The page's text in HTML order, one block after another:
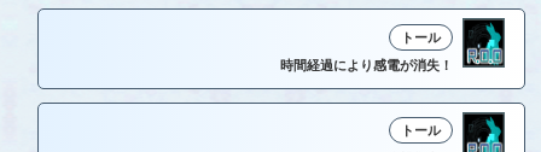
トール
時間経過により感電が消失！
トール